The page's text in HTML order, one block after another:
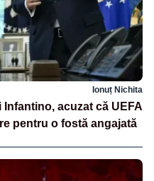
Ionuț Nichita
acuzat că UEFA
pentru o fostă angajată